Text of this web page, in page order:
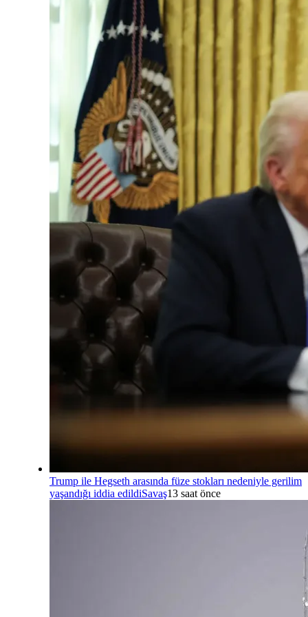
Trump ile Hegseth arasında füze stokları nedeniyle gerilim
yaşandığı iddia edildiSavaş13 saat önce